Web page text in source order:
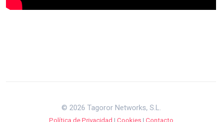
© 2026 Tagoror Networks, S.L.
Política de Privacidad | Cookies| Contacto